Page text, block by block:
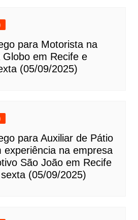
para Motorista na
em Recife e
(05/09/2025)
para Auxiliar de Pátio
experiência na empresa
São João em Recife
(05/09/2025)